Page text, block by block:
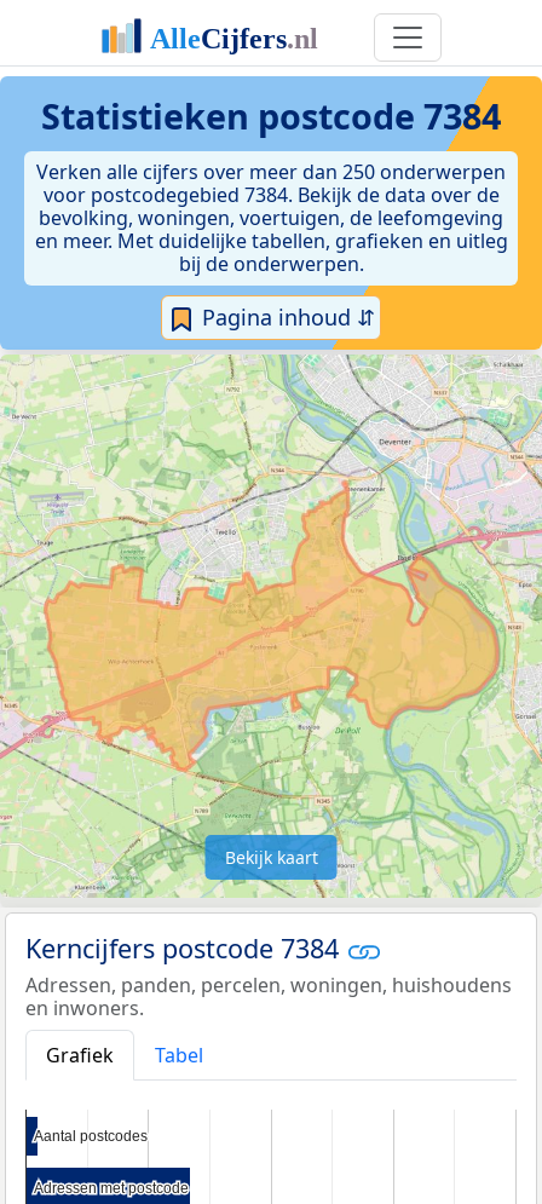
Statistieken postcode 7384
Verken alle cijfers over meer dan 250 onderwerpen
voor postcodegebied 7384. Bekijk de data over de
bevolking, woningen, voertuigen, de leefomgeving
en meer. Met duidelijke tabellen, grafieken en uitleg
bij de onderwerpen.
Pagina inhoud ⇵
Bekijk kaart
Kerncijfers postcode 7384
Adressen, panden, percelen, woningen, huishoudens
en inwoners.
Grafiek
Tabel
Aantal postcodes
Aantal postcodes
Adressen met postcode
Adressen met postcode